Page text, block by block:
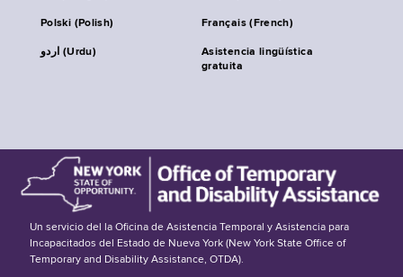
Polski (Polish) Français (French)
اردو (Urdu)
Asistencia lingüística
gratuita
Un servicio del la Oficina de Asistencia Temporal y Asistencia para
Incapacitados del Estado de Nueva York (New York State Office of
Temporary and Disability Assistance, OTDA).